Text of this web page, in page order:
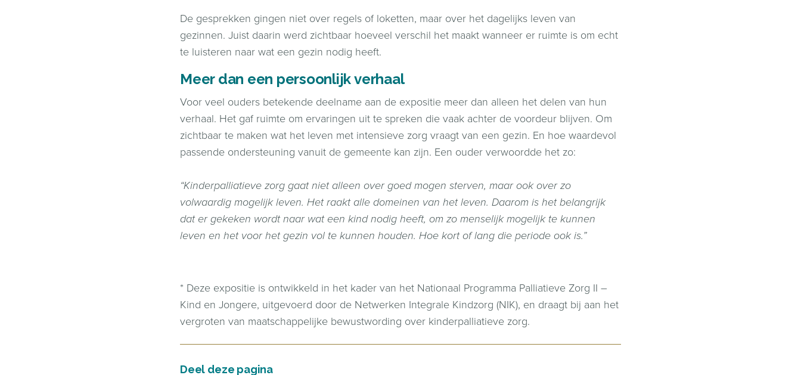
De gesprekken gingen niet over regels of loketten, maar over het dagelijks leven van
gezinnen. Juist daarin werd zichtbaar hoeveel verschil het maakt wanneer er ruimte is om echt
te luisteren naar wat een gezin nodig heeft.
Meer dan een persoonlijk verhaal
Voor veel ouders betekende deelname aan de expositie meer dan alleen het delen van hun
verhaal. Het gaf ruimte om ervaringen uit te spreken die vaak achter de voordeur blijven. Om
zichtbaar te maken wat het leven met intensieve zorg vraagt van een gezin. En hoe waardevol
passende ondersteuning vanuit de gemeente kan zijn. Een ouder verwoordde het zo:
“Kinderpalliatieve zorg gaat niet alleen over goed mogen sterven, maar ook over zo
volwaardig mogelijk leven. Het raakt alle domeinen van het leven. Daarom is het belangrijk
dat er gekeken wordt naar wat een kind nodig heeft, om zo menselijk mogelijk te kunnen
leven en het voor het gezin vol te kunnen houden. Hoe kort of lang die periode ook is.”
* Deze expositie is ontwikkeld in het kader van het Nationaal Programma Palliatieve Zorg II –
Kind en Jongere, uitgevoerd door de Netwerken Integrale Kindzorg (NIK), en draagt bij aan het
vergroten van maatschappelijke bewustwording over kinderpalliatieve zorg.
Deel deze pagina